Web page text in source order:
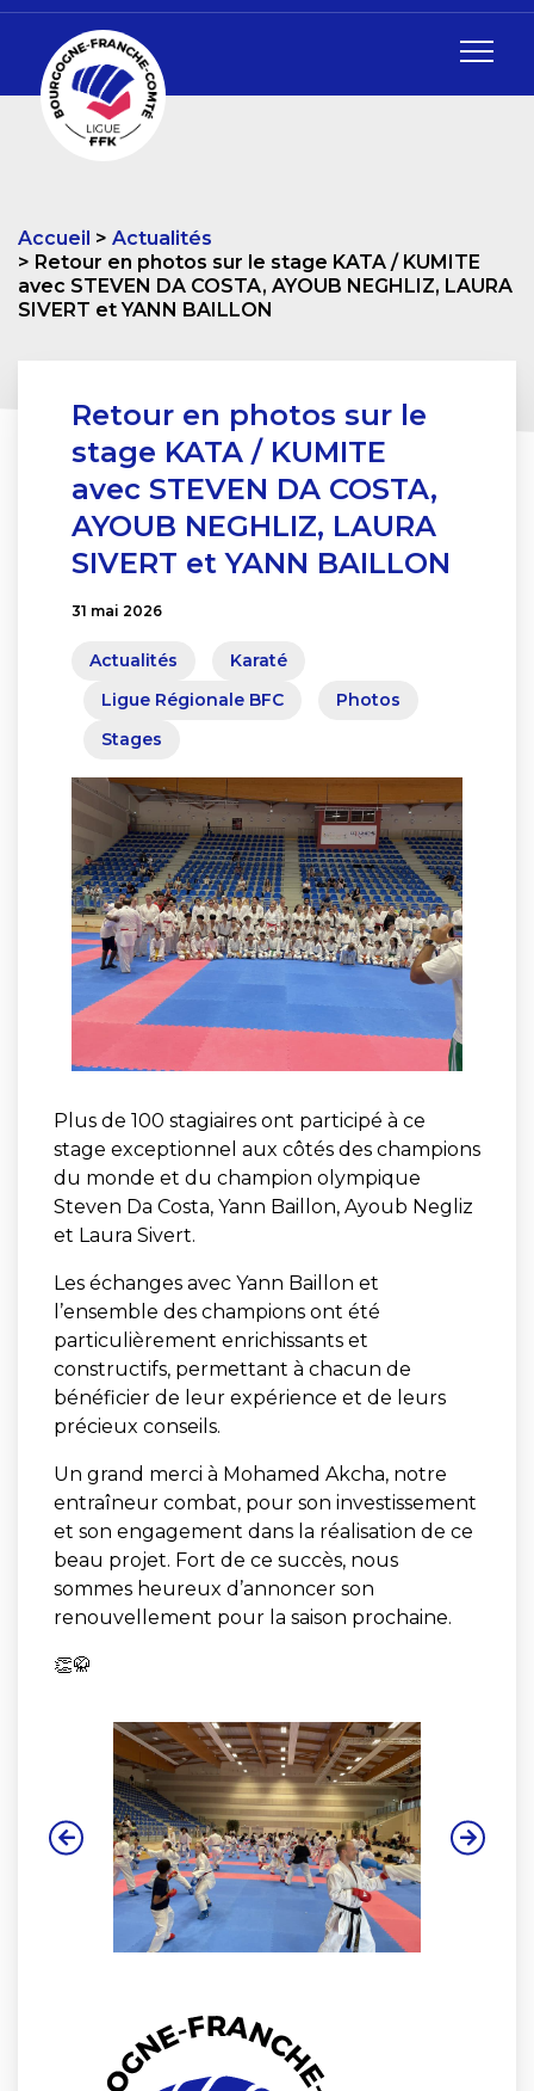
Accueil
Actualités
Retour en photos sur le stage KATA / KUMITE
avec STEVEN DA COSTA, AYOUB NEGHLIZ, LAURA
SIVERT et YANN BAILLON
Retour en photos sur le
stage KATA / KUMITE
avec STEVEN DA COSTA,
AYOUB NEGHLIZ, LAURA
SIVERT et YANN BAILLON
31 mai 2026
Actualités
Karaté
Ligue Régionale BFC
Photos
Stages
Plus de 100 stagiaires ont participé à ce
stage exceptionnel aux côtés des champions
du monde et du champion olympique
Steven Da Costa, Yann Baillon, Ayoub Negliz
et Laura Sivert.
Les échanges avec Yann Baillon et
l’ensemble des champions ont été
particulièrement enrichissants et
constructifs, permettant à chacun de
bénéficier de leur expérience et de leurs
précieux conseils.
Un grand merci à Mohamed Akcha, notre
entraîneur combat, pour son investissement
et son engagement dans la réalisation de ce
beau projet. Fort de ce succès, nous
sommes heureux d’annoncer son
renouvellement pour la saison prochaine.
👏🥋